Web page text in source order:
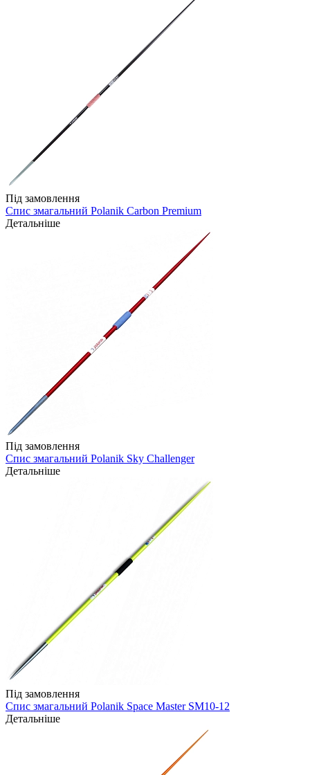
Під замовлення
Спис змагальний Polanik Carbon Premium
Детальніше
Під замовлення
Спис змагальний Polanik Sky Challenger
Детальніше
Під замовлення
Спис змагальний Polanik Space Master SM10-12
Детальніше